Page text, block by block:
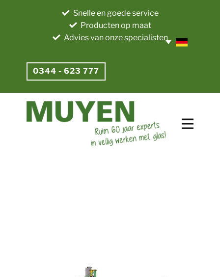
0344 - 623 777​
Snelle en goede service
Producten op maat
Advies van onze specialisten